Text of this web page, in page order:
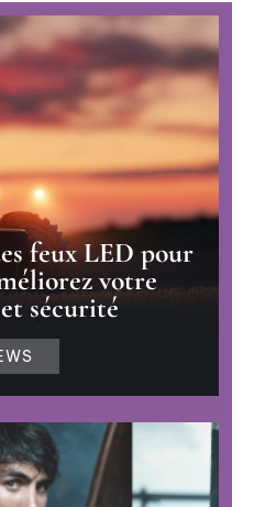
feux LED pour
votre
sécurité